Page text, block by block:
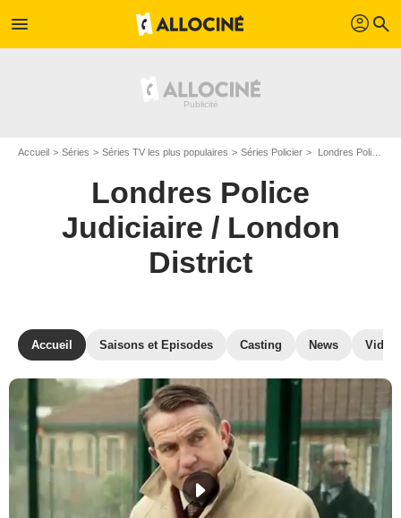
menu profil search
Accueil Séries Séries TV les plus populaires Séries Policier Londres Police Judiciaire / London District
Londres Police
Judiciaire / London
District
Accueil Saisons et Episodes Casting News